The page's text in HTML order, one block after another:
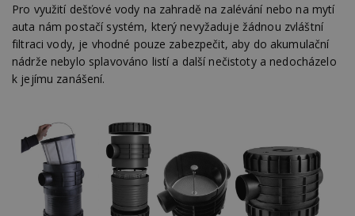
Pro využití dešťové vody na zahradě na zalévání nebo na mytí
auta nám postačí systém, který nevyžaduje žádnou zvláštní
filtraci vody, je vhodné pouze zabezpečit, aby do akumulační
nádrže nebylo splavováno listí a další nečistoty a nedocházelo
k jejímu zanášení.